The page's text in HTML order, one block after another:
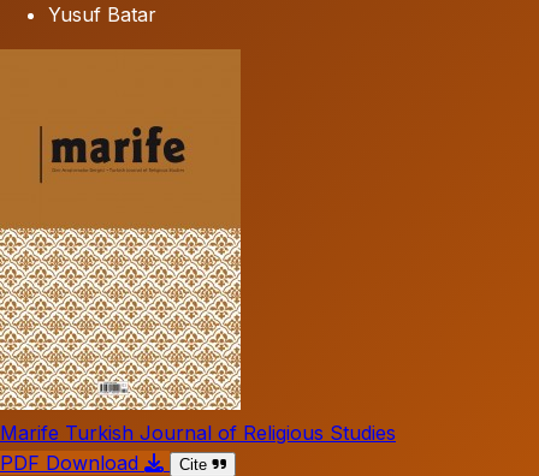
Yusuf Batar
Marife Turkish Journal of Religious Studies
PDF Download
Cite